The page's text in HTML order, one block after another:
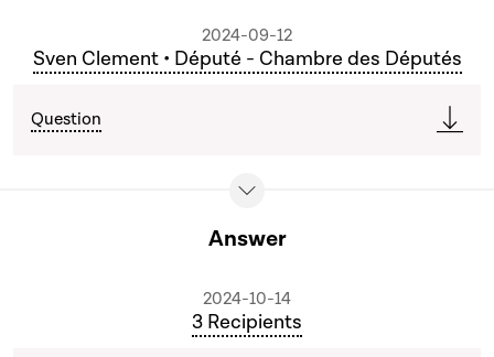
2024-09-12
Sven Clement • Député - Chambre des Députés
Question
Answer
2024-10-14
3 Recipients